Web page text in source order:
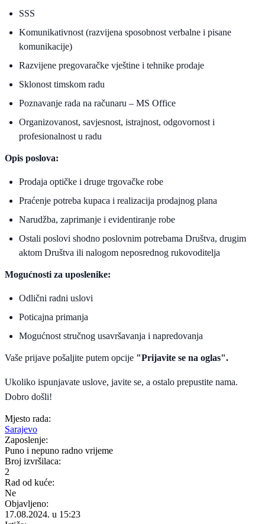
SSS
Komunikativnost (razvijena sposobnost verbalne i pisane
komunikacije)
Razvijene pregovaračke vještine i tehnike prodaje
Sklonost timskom radu
Poznavanje rada na računaru – MS Office
Organizovanost, savjesnost, istrajnost, odgovornost i
profesionalnost u radu
Opis poslova:
Prodaja optičke i druge trgovačke robe
Praćenje potreba kupaca i realizacija prodajnog plana
Narudžba, zaprimanje i evidentiranje robe
Ostali poslovi shodno poslovnim potrebama Društva, drugim
aktom Društva ili nalogom neposrednog rukovoditelja
Mogućnosti za uposlenike:
Odlični radni uslovi
Poticajna primanja
Mogućnost stručnog usavršavanja i napredovanja
Vaše prijave pošaljite putem opcije "Prijavite se na oglas".
Ukoliko ispunjavate uslove, javite se, a ostalo prepustite nama.
Dobro došli!
Mjesto rada:
Sarajevo
Zaposlenje:
Puno i nepuno radno vrijeme
Broj izvršilaca:
2
Rad od kuće:
Ne
Objavljeno:
17.08.2024. u 15:23